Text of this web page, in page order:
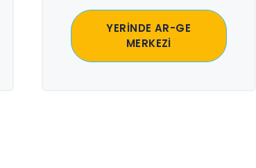
YERİNDE AR-GE
MERKEZİ